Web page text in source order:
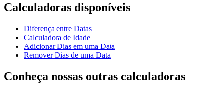
Calculadoras disponíveis
Diferença entre Datas
Calculadora de Idade
Adicionar Dias em uma Data
Remover Dias de uma Data
Conheça nossas outras calculadoras